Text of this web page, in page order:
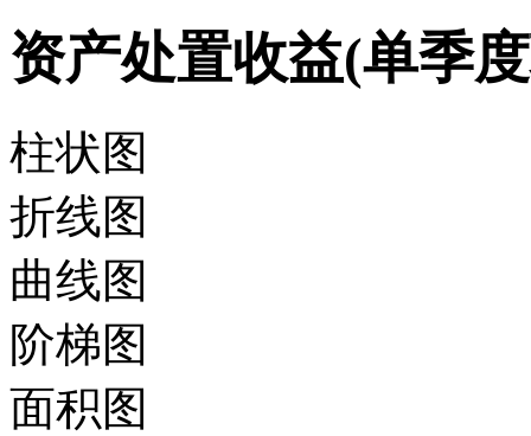
资产处置收益(单季
柱状图
折线图
曲线图
阶梯图
面积图